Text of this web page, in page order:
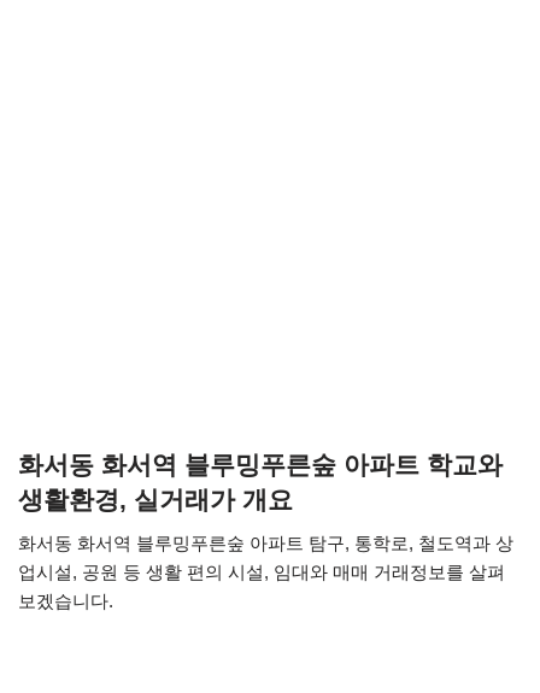
화서동 화서역 블루밍푸른숲 아파트 학교와
생활환경, 실거래가 개요
화서동 화서역 블루밍푸른숲 아파트 탐구, 통학로, 철도역과 상
업시설, 공원 등 생활 편의 시설, 임대와 매매 거래정보를 살펴
보겠습니다.